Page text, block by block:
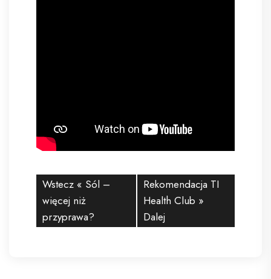
Wstecz « Sól –
więcej niż
przyprawa?
Rekomendacja TI
Health Club »
Dalej